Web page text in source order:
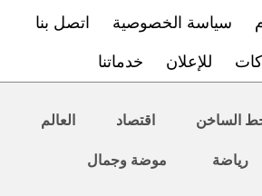
سياسة الخصوصية اتصل بنا
للإعلان خدماتنا
الساخن اقتصاد العالم
رياضة موضة وجمال